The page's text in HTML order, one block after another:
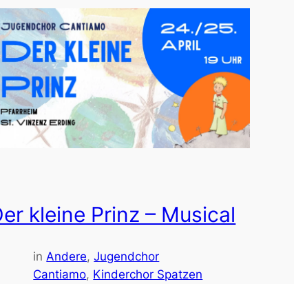
kleine Prinz – Musical
in Andere, Jugendchor
Cantiamo, Kinderchor Spatzen